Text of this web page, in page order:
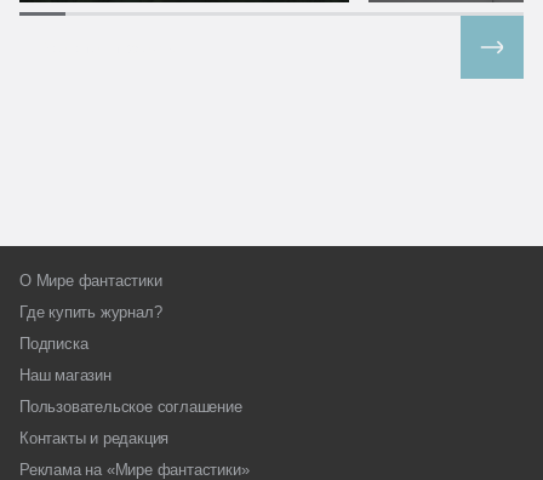
О Мире фантастики
Где купить журнал?
Подписка
Наш магазин
Пользовательское соглашение
Контакты и редакция
Реклама на «Мире фантастики»